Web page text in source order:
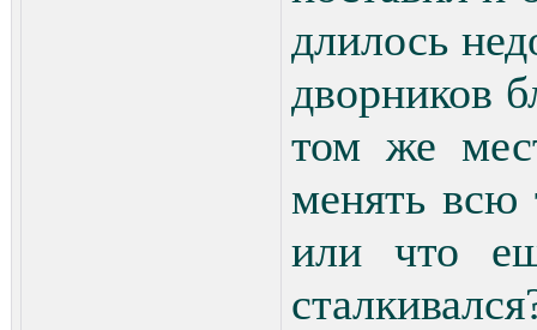
длилось
дворников
том же
менять всю
или что